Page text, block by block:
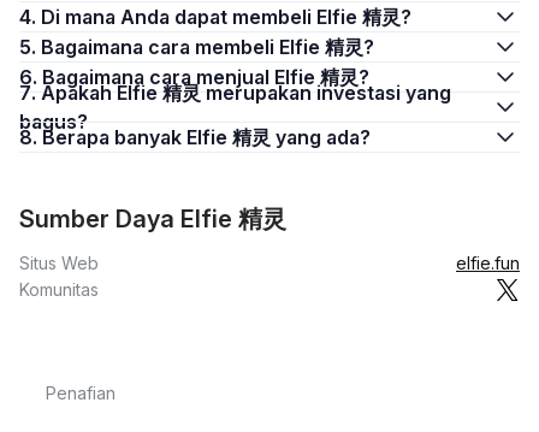
4. Di mana Anda dapat membeli Elfie 精灵?
5. Bagaimana cara membeli Elfie 精灵?
6. Bagaimana cara menjual Elfie 精灵?
7. Apakah Elfie 精灵 merupakan investasi yang
bagus?
8. Berapa banyak Elfie 精灵 yang ada?
Sumber Daya Elfie 精灵
Situs Web
elfie.fun
Komunitas
Penafian